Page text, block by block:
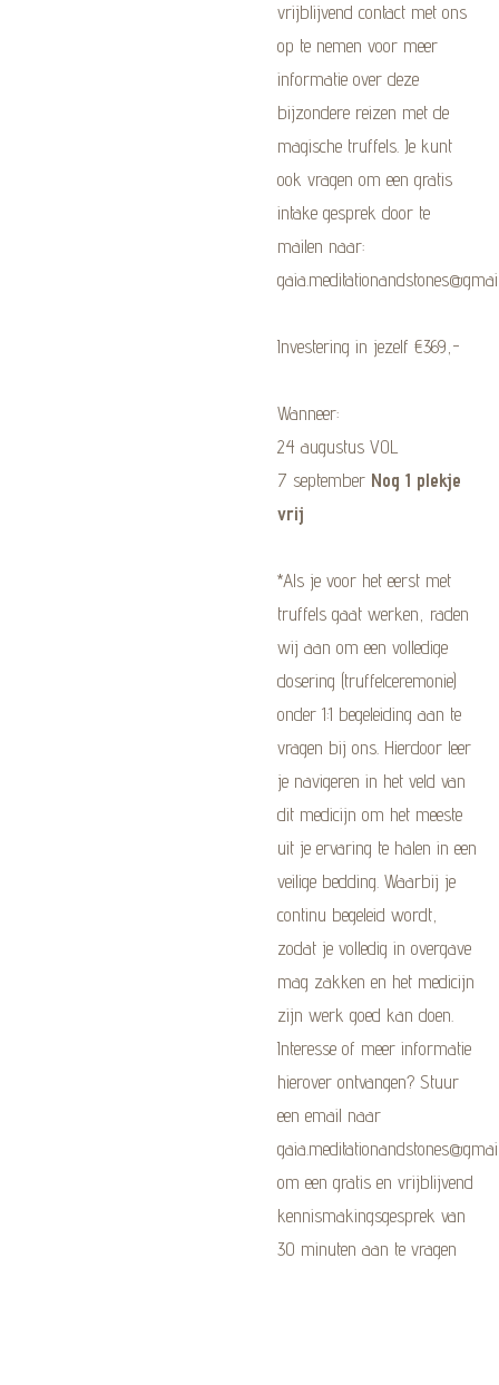
vrijblijvend contact met ons
op te nemen voor meer
informatie over deze
bijzondere reizen met de
magische truffels. Je kunt
ook vragen om een gratis
intake gesprek door te
mailen naar:
Investering in jezelf €369,-
Wanneer:
24 augustus VOL
7 september Nog 1 plekje
vrij
*Als je voor het eerst met
truffels gaat werken, raden
wij aan om een volledige
dosering (truffelceremonie)
onder 1:1 begeleiding aan te
vragen bij ons. Hierdoor leer
je navigeren in het veld van
dit medicijn om het meeste
uit je ervaring te halen in een
veilige bedding. Waarbij je
continu begeleid wordt,
zodat je volledig in overgave
mag zakken en het medicijn
zijn werk goed kan doen.
Interesse of meer informatie
hierover ontvangen? Stuur
een email naar
om een gratis en vrijblijvend
kennismakingsgesprek van
30 minuten aan te vragen